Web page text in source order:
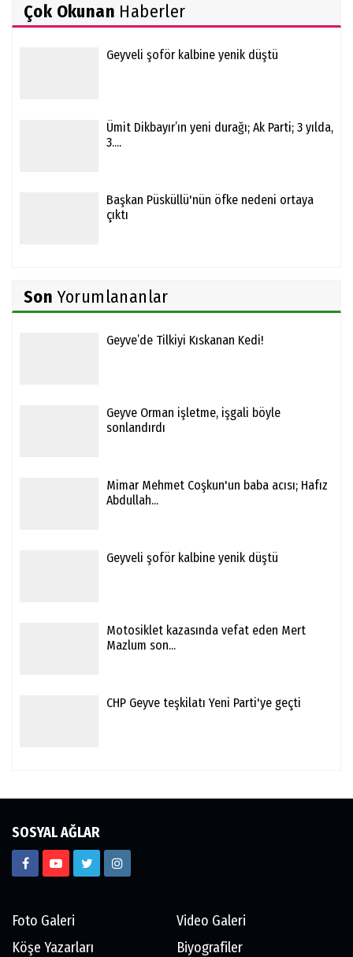
Çok Okunan Haberler
Geyveli şoför kalbine yenik düştü
Ümit Dikbayır’ın yeni durağı; Ak Parti; 3 yılda,
3....
Başkan Püsküllü'nün öfke nedeni ortaya
çıktı
Son Yorumlananlar
Geyve’de Tilkiyi Kıskanan Kedi!
Geyve Orman işletme, işgali böyle
sonlandırdı
Mimar Mehmet Coşkun'un baba acısı; Hafız
Abdullah...
Geyveli şoför kalbine yenik düştü
Motosiklet kazasında vefat eden Mert
Mazlum son...
CHP Geyve teşkilatı Yeni Parti'ye geçti
SOSYAL AĞLAR
Foto Galeri
Video Galeri
Köşe Yazarları
Biyografiler